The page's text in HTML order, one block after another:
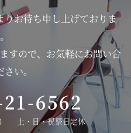
お待ち申し上げておりま
すので、お気軽にお問い合
い。
6562
土・日・祝祭日定休